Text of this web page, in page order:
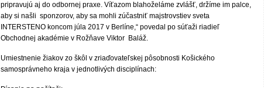
pripravujú aj do odbornej praxe. Víťazom blahoželáme zvlášť, držíme im palce,
aby si našli sponzorov, aby sa mohli zúčastniť majstrovstiev sveta
INTERSTENO koncom júla 2017 v Berlíne,“ povedal po súťaži riadieľ
Obchodnej akadémie v Rožňave Viktor Baláž.
Umiestnenie žiakov zo škôl v zriaďovateľskej pôsobnosti Košického
samosprávneho kraja v jednotlivých disciplínach: